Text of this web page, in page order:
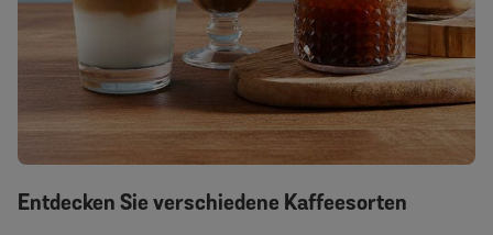
Entdecken Sie verschiedene Kaffeesorten